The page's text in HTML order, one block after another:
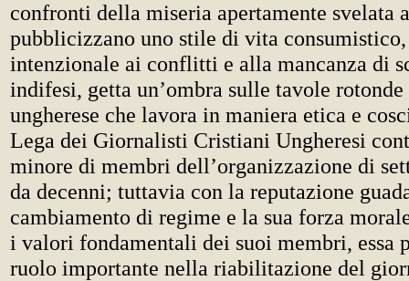
confronti della miseria apertamente svelata
pubblicizzano uno stile di vita
intenzionale ai conflitti e alla mancanza di
indifesi, getta un’ombra sulle tavole
ungherese che lavora in maniera etica e
Lega dei Giornalisti Cristiani Ungheresi
minore di membri dell’organizzazione di
da decenni; tuttavia con la reputazione
cambiamento di regime e la sua forza
i valori fondamentali dei suoi membri, essa
ruolo importante nella riabilitazione del